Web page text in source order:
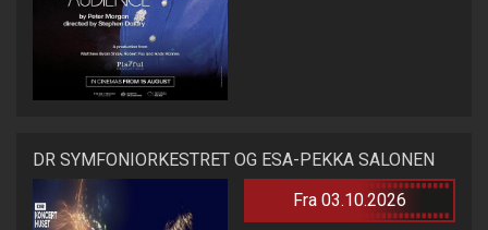
DR SYMFONIORKESTRET OG ESA-PEKKA SALONEN
Fra 03.10.2026